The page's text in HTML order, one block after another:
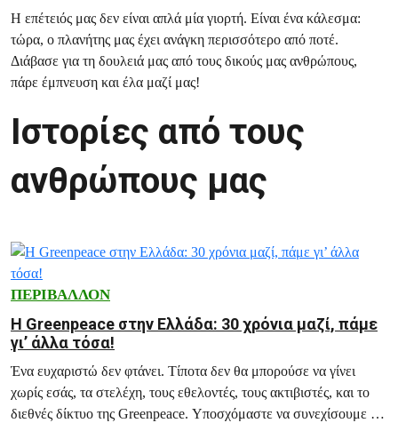
Η επέτειός μας δεν είναι απλά μία γιορτή. Είναι ένα κάλεσμα:
τώρα, ο πλανήτης μας έχει ανάγκη περισσότερο από ποτέ.
Διάβασε για τη δουλειά μας από τους δικούς μας ανθρώπους,
πάρε έμπνευση και έλα μαζί μας!
Ιστορίες από τους
ανθρώπους μας
ΠΕΡΙΒΑΛΛΟΝ
Η Greenpeace στην Ελλάδα: 30 χρόνια μαζί, πάμε
γι’ άλλα τόσα!
Ένα ευχαριστώ δεν φτάνει. Τίποτα δεν θα μπορούσε να γίνει
χωρίς εσάς, τα στελέχη, τους εθελοντές, τους ακτιβιστές, και το
διεθνές δίκτυο της Greenpeace. Υποσχόμαστε να συνεχίσουμε πιο